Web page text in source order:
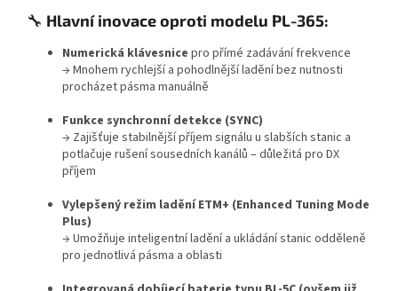
🔧 Hlavní inovace oproti modelu PL-365:
Numerická klávesnice pro přímé zadávání frekvence
→ Mnohem rychlejší a pohodlnější ladění bez nutnosti
procházet pásma manuálně
Funkce synchronní detekce (SYNC)
→ Zajišťuje stabilnější příjem signálu u slabších stanic a
potlačuje rušení sousedních kanálů – důležitá pro DX
příjem
Vylepšený režim ladění ETM+ (Enhanced Tuning Mode
Plus)
→ Umožňuje inteligentní ladění a ukládání stanic odděleně
pro jednotlivá pásma a oblasti